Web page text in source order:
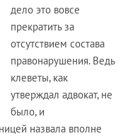
дело это вовсе
прекратить за
отсутствием состава
правонарушения. Ведь
клеветы, как
утверждал адвокат, не
было, и
назвала вполне